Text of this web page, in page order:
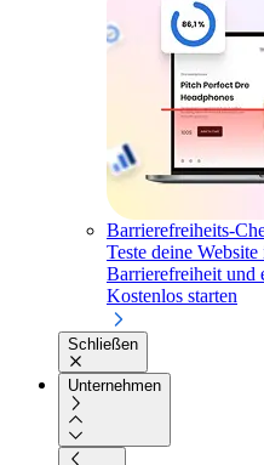
Barrierefreiheits-
Teste deine
Barrierefreiheit und
Kostenlos starten
Schließen
Unternehmen